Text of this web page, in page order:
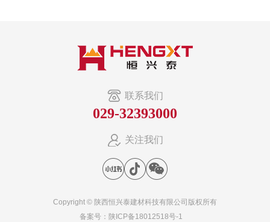
联系我们
029-32393000
关注我们
Copyright © 陕西恒兴泰建材科技有限公司版权所有
备案号： 陕ICP备18012518号-1